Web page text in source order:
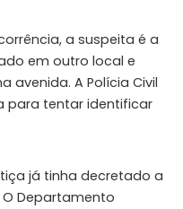
a suspeita é a
em outro local e
avenida. A Polícia Civil
para tentar identificar
já tinha decretado a
Departamento